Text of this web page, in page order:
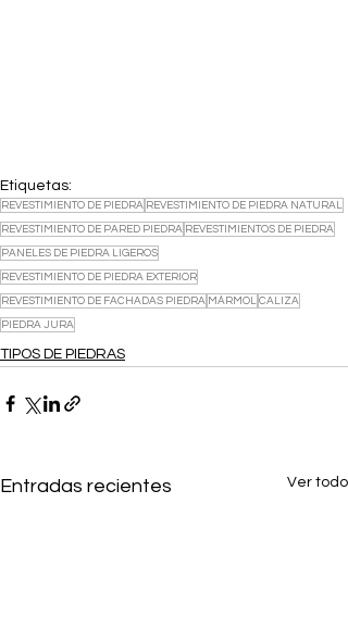
Etiquetas:
REVESTIMIENTO DE PIEDRA REVESTIMIENTO DE PIEDRA NATURAL
REVESTIMIENTO DE PARED PIEDRA REVESTIMIENTOS DE PIEDRA
PANELES DE PIEDRA LIGEROS
REVESTIMIENTO DE PIEDRA EXTERIOR
REVESTIMIENTO DE FACHADAS PIEDRA MÁRMOL CALIZA
PIEDRA JURA
TIPOS DE PIEDRAS
Entradas recientes Ver todo